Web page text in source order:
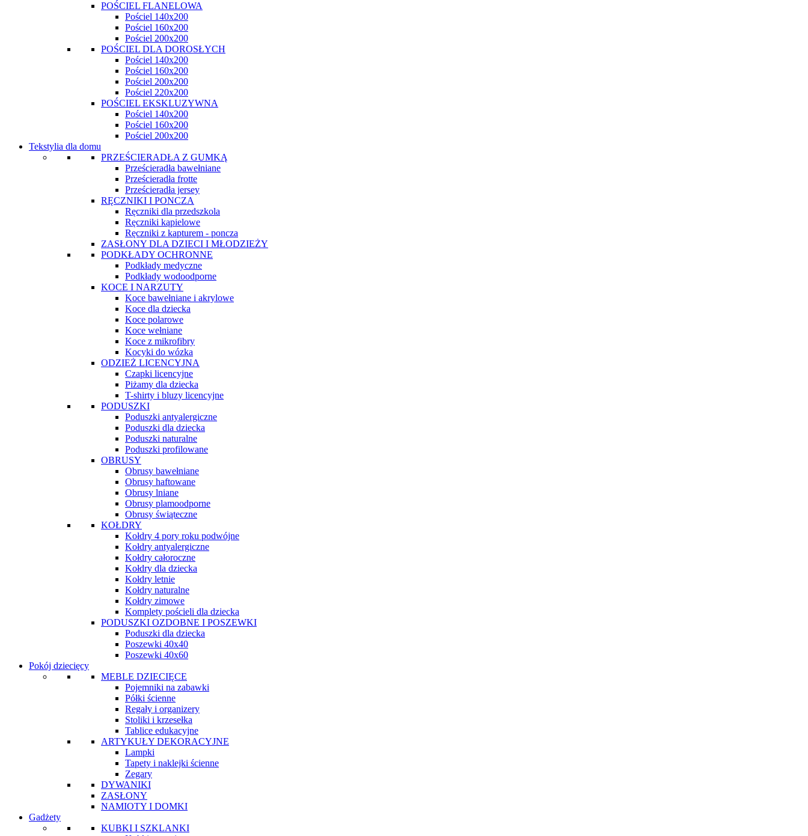
POŚCIEL FLANELOWA
Pościel 140x200
Pościel 160x200
Pościel 200x200
POŚCIEL DLA DOROSŁYCH
Pościel 140x200
Pościel 160x200
Pościel 200x200
Pościel 220x200
POŚCIEL EKSKLUZYWNA
Pościel 140x200
Pościel 160x200
Pościel 200x200
Tekstylia dla domu
PRZEŚCIERADŁA Z GUMKĄ
Prześcieradła bawełniane
Prześcieradła frotte
Prześcieradła jersey
RĘCZNIKI I PONCZA
Ręczniki dla przedszkola
Ręczniki kąpielowe
Ręczniki z kapturem - poncza
ZASŁONY DLA DZIECI I MŁODZIEŻY
PODKŁADY OCHRONNE
Podkłady medyczne
Podkłady wodoodporne
KOCE I NARZUTY
Koce bawełniane i akrylowe
Koce dla dziecka
Koce polarowe
Koce wełniane
Koce z mikrofibry
Kocyki do wózka
ODZIEŻ LICENCYJNA
Czapki licencyjne
Piżamy dla dziecka
T-shirty i bluzy licencyjne
PODUSZKI
Poduszki antyalergiczne
Poduszki dla dziecka
Poduszki naturalne
Poduszki profilowane
OBRUSY
Obrusy bawełniane
Obrusy haftowane
Obrusy lniane
Obrusy plamoodporne
Obrusy świąteczne
KOŁDRY
Kołdry 4 pory roku podwójne
Kołdry antyalergiczne
Kołdry całoroczne
Kołdry dla dziecka
Kołdry letnie
Kołdry naturalne
Kołdry zimowe
Komplety pościeli dla dziecka
PODUSZKI OZDOBNE I POSZEWKI
Poduszki dla dziecka
Poszewki 40x40
Poszewki 40x60
Pokój dziecięcy
MEBLE DZIECIĘCE
Pojemniki na zabawki
Półki ścienne
Regały i organizery
Stoliki i krzesełka
Tablice edukacyjne
ARTYKUŁY DEKORACYJNE
Lampki
Tapety i naklejki ścienne
Zegary
DYWANIKI
ZASŁONY
NAMIOTY I DOMKI
Gadżety
KUBKI I SZKLANKI